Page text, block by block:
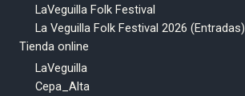
LaVeguilla Folk Festival
La Veguilla Folk Festival 2026 (Entradas)
Tienda online
LaVeguilla
Cepa_Alta